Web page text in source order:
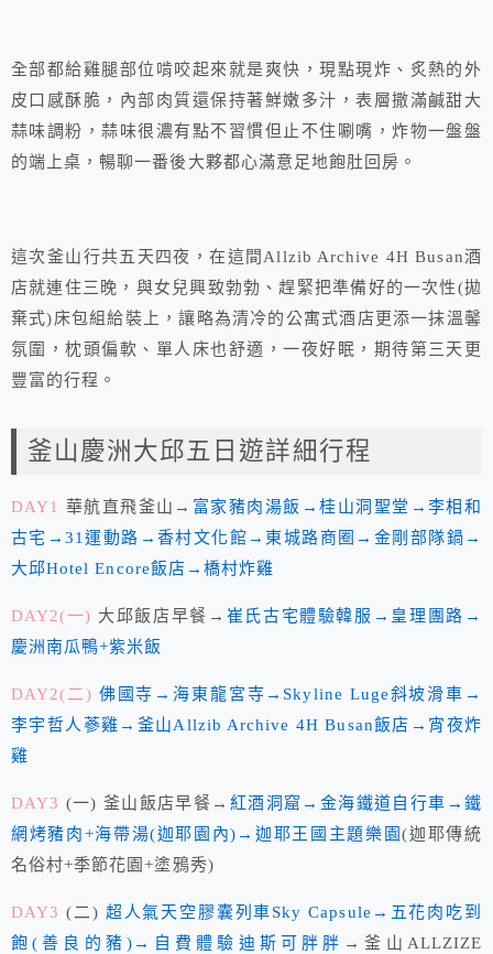
全部都給雞腿部位啃咬起來就是爽快，現點現炸、炙熱的外
皮口感酥脆，內部肉質還保持著鮮嫩多汁，表層撒滿鹹甜大
蒜味調粉，蒜味很濃有點不習慣但止不住唰嘴，炸物一盤盤
的端上桌，暢聊一番後大夥都心滿意足地飽肚回房。
這次釜山行共五天四夜，在這間Allzib Archive 4H Busan酒
店就連住三晚，與女兒興致勃勃、趕緊把準備好的一次性(拋
棄式)床包組給裝上，讓略為清冷的公寓式酒店更添一抹溫馨
氛圍，枕頭偏軟、單人床也舒適，一夜好眠，期待第三天更
豐富的行程。
釜山慶洲大邱五日遊詳細行程
DAY1 華航直飛釜山→ 富家豬肉湯飯→桂山洞聖堂→李相和
古宅→31運動路→香村文化館→東城路商圈→金剛部隊鍋→
大邱Hotel Encore飯店→橋村炸雞
DAY2(一) 大邱飯店早餐→ 崔氏古宅體驗韓服→皇理團路→
慶洲南瓜鴨+紫米飯
DAY2(二) 佛國寺→海東龍宮寺→Skyline Luge斜坡滑車→
李宇哲人蔘雞→釜山Allzib Archive 4H Busan飯店→宵夜炸
雞
DAY3 (一) 釜山飯店早餐→ 紅酒洞窟→金海鐵道自行車→鐵
網烤豬肉+海帶湯(迦耶園內)→迦耶王國主題樂園(迦耶傳統
名俗村+季節花園+塗鴉秀)
DAY3(二) 超人氣天空膠囊列車Sky Capsule→五花肉吃到
飽(善良的豬)→自費體驗迪斯可胖胖 →釜山ALLZIZE